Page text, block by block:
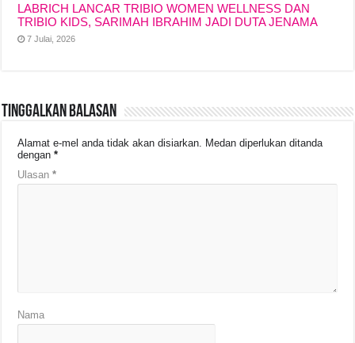
LABRICH LANCAR TRIBIO WOMEN WELLNESS DAN
TRIBIO KIDS, SARIMAH IBRAHIM JADI DUTA JENAMA
7 Julai, 2026
Tinggalkan Balasan
Alamat e-mel anda tidak akan disiarkan.
Medan diperlukan ditanda
dengan*
Ulasan*
Nama